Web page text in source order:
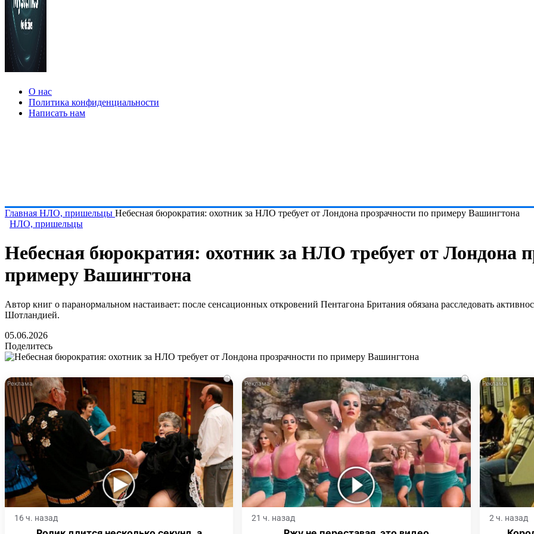
О нас
Политика конфиденциальности
Написать нам
Главная НЛО, пришельцы Небесная бюрократия: охотник за НЛО требует от Лондона прозрачности по примеру Вашингтона
НЛО, пришельцы
Небесная бюрократия: охотник за НЛО требует от Лондона
примеру Вашингтона
Автор книг о паранормальном настаивает: после сенсационных откровений Пентагона Британия обязана расследовать
Шотландией.
05.06.2026
Поделитесь
i
16 ч. назад
i
21 ч. назад 2 ч. назад